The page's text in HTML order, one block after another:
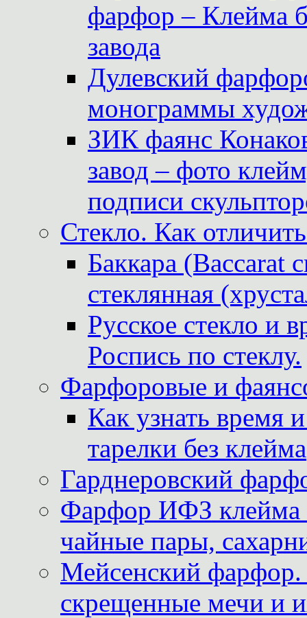
фарфор – Клейма
завода
Дулевский
монограммы
ЗИК фаянс
завод – фото
подписи
Стекло. Как
Баккара (Baccarat
стеклянная
Русское стекло и
Роспись по стеклу.
Фарфоровые и
Как узнать время
тарелки без клейма
Гарднеровский
Фарфор ИФЗ клейма
чайные пары,
Мейсенский фарфор.
скрещенные мечи и